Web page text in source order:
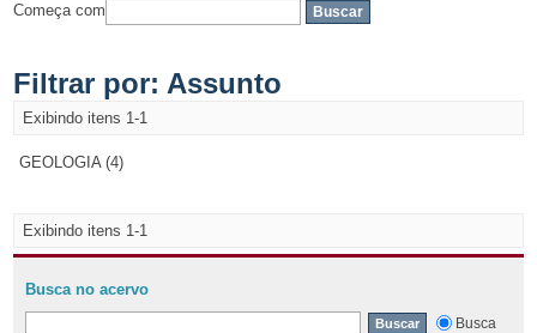
Começa com
Filtrar por: Assunto
Exibindo itens 1-1
GEOLOGIA (4)
Exibindo itens 1-1
Busca no acervo
Busca